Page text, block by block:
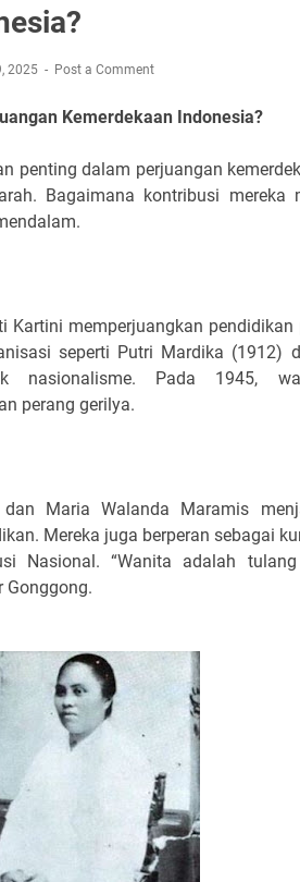
2025 Post a Comment
Kemerdekaan Indonesia?
penting dalam perjuangan
Bagaimana kontribusi mereka
Kartini memperjuangkan pendidikan
seperti Putri Mardika (1912)
nasionalisme. Pada 1945,
perang gerilya.
Maria Walanda Maramis
Mereka juga berperan sebagai
Nasional. “Wanita adalah
Gonggong.